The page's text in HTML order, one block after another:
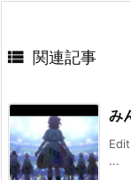
 関連記事
み
...